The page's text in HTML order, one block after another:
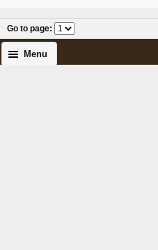
Go to page:
Menu